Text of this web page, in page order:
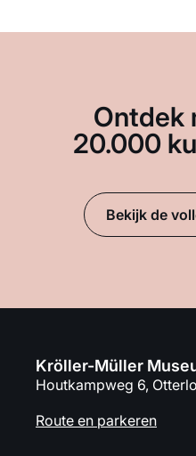
Ontdek
20.000
Bekijk de
Kröller-Müller
Houtkampweg 6,
Route en parkeren